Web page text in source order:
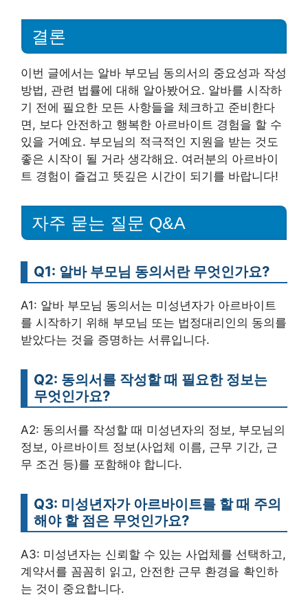
결론
이번 글에서는 알바 부모님 동의서의 중요성과 작성
방법, 관련 법률에 대해 알아봤어요. 알바를 시작하
기 전에 필요한 모든 사항들을 체크하고 준비한다
면, 보다 안전하고 행복한 아르바이트 경험을 할 수
있을 거예요. 부모님의 적극적인 지원을 받는 것도
좋은 시작이 될 거라 생각해요. 여러분의 아르바이
트 경험이 즐겁고 뜻깊은 시간이 되기를 바랍니다!
자주 묻는 질문 Q&A
Q1: 알바 부모님 동의서란 무엇인가요?
A1: 알바 부모님 동의서는 미성년자가 아르바이트
를 시작하기 위해 부모님 또는 법정대리인의 동의를
받았다는 것을 증명하는 서류입니다.
Q2: 동의서를 작성할 때 필요한 정보는
무엇인가요?
A2: 동의서를 작성할 때 미성년자의 정보, 부모님의
정보, 아르바이트 정보(사업체 이름, 근무 기간, 근
무 조건 등)를 포함해야 합니다.
Q3: 미성년자가 아르바이트를 할 때 주의
해야 할 점은 무엇인가요?
A3: 미성년자는 신뢰할 수 있는 사업체를 선택하고,
계약서를 꼼꼼히 읽고, 안전한 근무 환경을 확인하
는 것이 중요합니다.